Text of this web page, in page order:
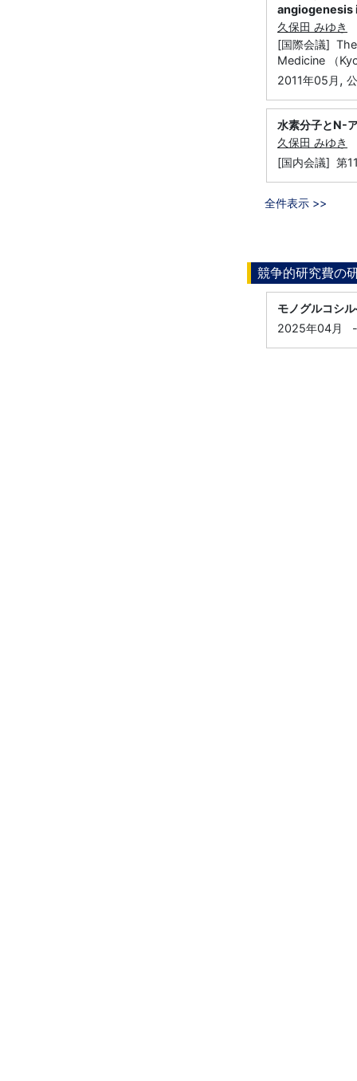
angiogenesis
久保田 みゆき
[国際会議]
Medicine （
2011年05月 ,
水素分子とN-
久保田 みゆき
[国内会議] 第
全件表示 >>
競争的研究費の
モノグルコシ
2025年04月
-